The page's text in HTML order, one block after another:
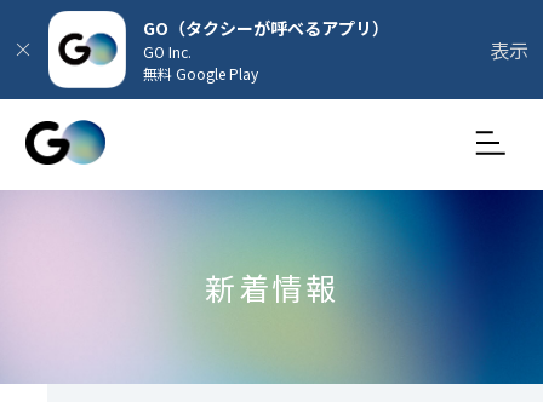
GO（タクシーが呼べるアプリ）
GO Inc.
無料 Google Play
表示
新着情報